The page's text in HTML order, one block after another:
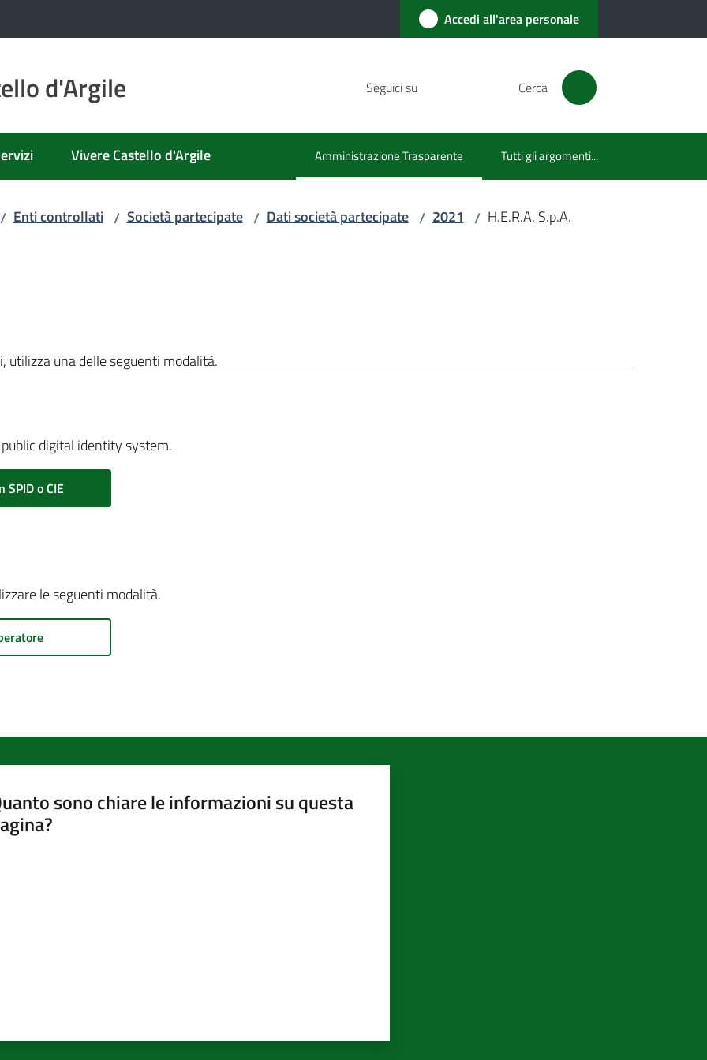
Accedi all'area personale
d'Argile Seguici su Cerca
Vivere Castello d'Argile Amministrazione Trasparente
Menu selezionato Tutti gli argomenti...
/ Enti controllati / Società partecipate / Dati società partecipate / 2021 / H.E.R.A. S.p.A.
utilizza una delle seguenti modalità.
digital identity system.
SPID o CIE
le seguenti modalità.
sono chiare le informazioni su questa